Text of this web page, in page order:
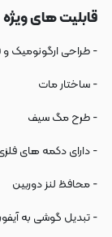
قابلیت های ویژه
- طراحی ارگونومیک
- ساختار مات
- طرح مگ سیف
- دارای دکمه های
- محافظ لنز دوربین
- تبدیل گوشی به